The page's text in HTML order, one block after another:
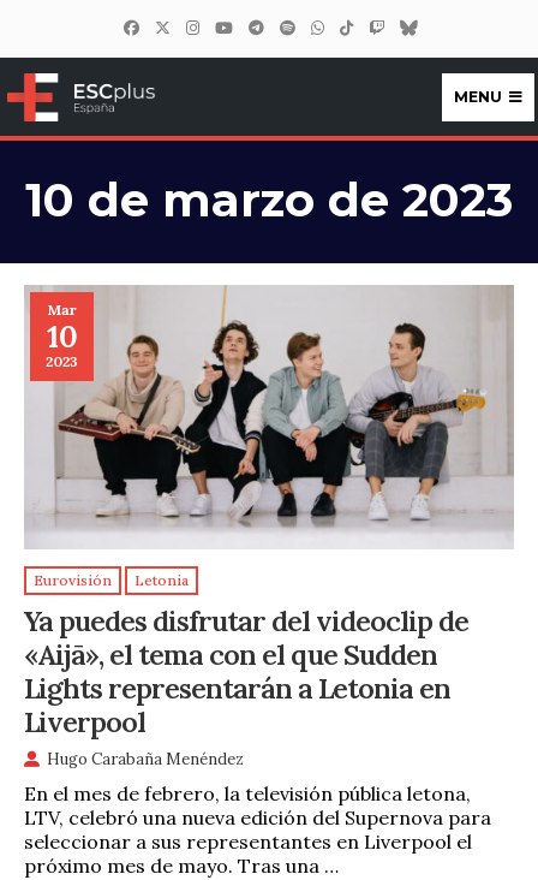
ESCplus España
MENU
10 de marzo de 2023
Mar
10
2023
Eurovisión Letonia
Ya puedes disfrutar del videoclip de
«Aijā», el tema con el que Sudden
Lights representarán a Letonia en
Liverpool
Hugo Carabaña Menéndez
En el mes de febrero, la televisión pública letona,
LTV, celebró una nueva edición del Supernova para
seleccionar a sus representantes en Liverpool el
próximo mes de mayo. Tras una …